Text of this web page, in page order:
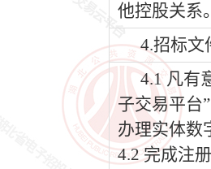
他控股关系。
4.招标文
4.1 凡有
子交易平台
办理实体数
4.2 完成注